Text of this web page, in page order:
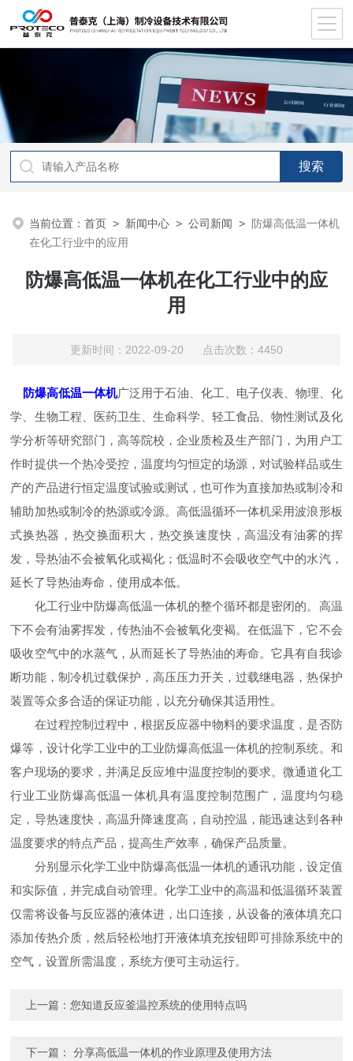
当前位置：首页 > 新闻中心 >公司新闻 > 防爆高低温一体机
在化工行业中的应用
防爆高低温一体机在化工行业中的应
用
更新时间：2022-09-20 点击次数：4450
防爆高低温一体机广泛用于石油、化工、电子仪表、物理、化
学、生物工程、医药卫生、生命科学、轻工食品、物性测试及化
学分析等研究部门，高等院校，企业质检及生产部门，为用户工
作时提供一个热冷受控，温度均匀恒定的场源，对试验样品或生
产的产品进行恒定温度试验或测试，也可作为直接加热或制冷和
辅助加热或制冷的热源或冷源。高低温循环一体机采用波浪形板
式换热器，热交换面积大，热交换速度快，高温没有油雾的挥
发，导热油不会被氧化或褐化；低温时不会吸收空气中的水汽，
延长了导热油寿命，使用成本低。
化工行业中防爆高低温一体机的整个循环都是密闭的。高温
下不会有油雾挥发，传热油不会被氧化变褐。在低温下，它不会
吸收空气中的水蒸气，从而延长了导热油的寿命。它具有自我诊
断功能，制冷机过载保护，高压压力开关，过载继电器，热保护
装置等众多合适的保证功能，以充分确保其适用性。
在过程控制过程中，根据反应器中物料的要求温度，是否防
爆等，设计化学工业中的工业防爆高低温一体机的控制系统。和
客户现场的要求，并满足反应堆中温度控制的要求。微通道化工
行业工业防爆高低温一体机具有温度控制范围广，温度均匀稳
定，导热速度快，高温升降速度高，自动控温，能迅速达到各种
温度要求的特点产品，提高生产效率，确保产品质量。
分别显示化学工业中防爆高低温一体机的通讯功能，设定值
和实际值，并完成自动管理。化学工业中的高温和低温循环装置
仅需将设备与反应器的液体进，出口连接，从设备的液体填充口
添加传热介质，然后轻松地打开液体填充按钮即可排除系统中的
空气，设置所需温度，系统方便可主动运行。
上一篇：您知道反应釜温控系统的使用特点吗
下一篇：分享高低温一体机的作业原理及使用方法